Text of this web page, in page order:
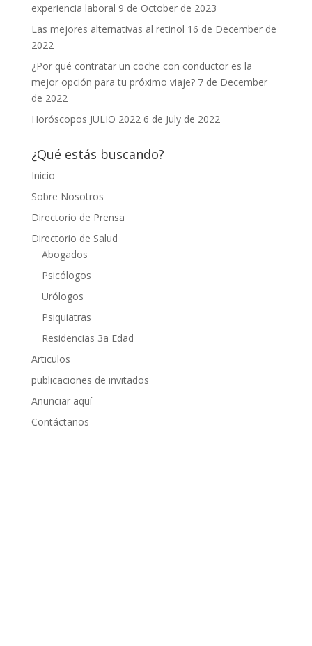
experiencia laboral 9 de October de 2023
Las mejores alternativas al retinol 16 de December de
2022
¿Por qué contratar un coche con conductor es la
mejor opción para tu próximo viaje? 7 de December
de 2022
Horóscopos JULIO 2022 6 de July de 2022
¿Qué estás buscando?
Inicio
Sobre Nosotros
Directorio de Prensa
Directorio de Salud
Abogados
Psicólogos
Urólogos
Psiquiatras
Residencias 3a Edad
Articulos
publicaciones de invitados
Anunciar aquí
Contáctanos